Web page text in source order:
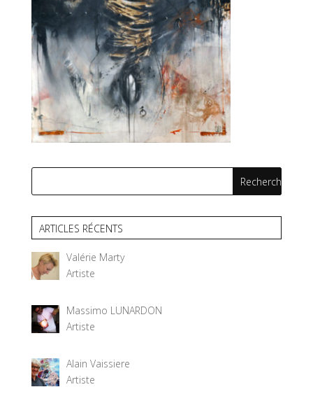
ARTICLES RÉCENTS
Valérie Marty
Artiste
Massimo LUNARDON
Artiste
Alain Vaissiere
Artiste